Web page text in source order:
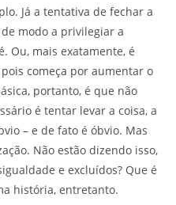
Já a tentativa de fechar a
modo a privilegiar a
Ou, mais exatamente, é
começa por aumentar o
portanto, é que não
é tentar levar a coisa, a
– e de fato é óbvio. Mas
Não estão dizendo isso,
e excluídos? Que é
história, entretanto.